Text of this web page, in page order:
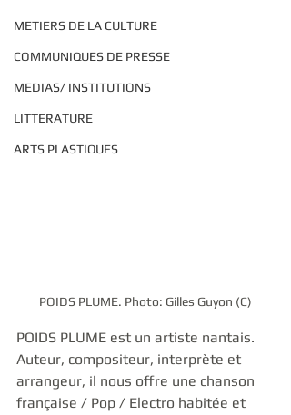
METIERS DE LA CULTURE
COMMUNIQUES DE PRESSE
MEDIAS/ INSTITUTIONS
LITTERATURE
ARTS PLASTIQUES
POIDS PLUME. Photo: Gilles Guyon (C)
POIDS PLUME est un artiste nantais.
Auteur, compositeur, interprète et
arrangeur, il nous offre une chanson
française / Pop / Electro habitée et